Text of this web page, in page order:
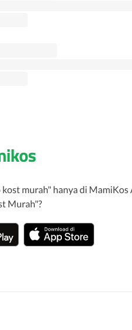
murah" hanya di MamiKos
Murah"?